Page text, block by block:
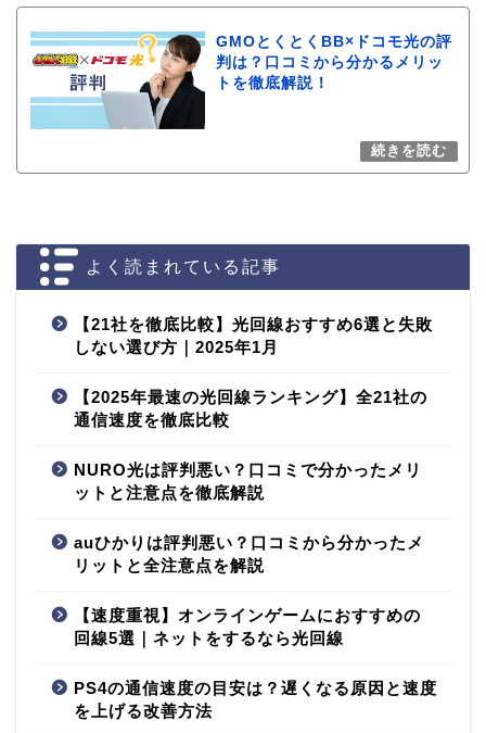
GMOとくとくBB×ドコモ光の評
判は？口コミから分かるメリッ
トを徹底解説！
よく読まれている記事
【21社を徹底比較】光回線おすすめ6選と失敗
しない選び方｜2025年1月
【2025年最速の光回線ランキング】全21社の
通信速度を徹底比較
NURO光は評判悪い？口コミで分かったメリ
ットと注意点を徹底解説
auひかりは評判悪い？口コミから分かったメ
リットと全注意点を解説
【速度重視】オンラインゲームにおすすめの
回線5選｜ネットをするなら光回線
PS4の通信速度の目安は？遅くなる原因と速度
を上げる改善方法